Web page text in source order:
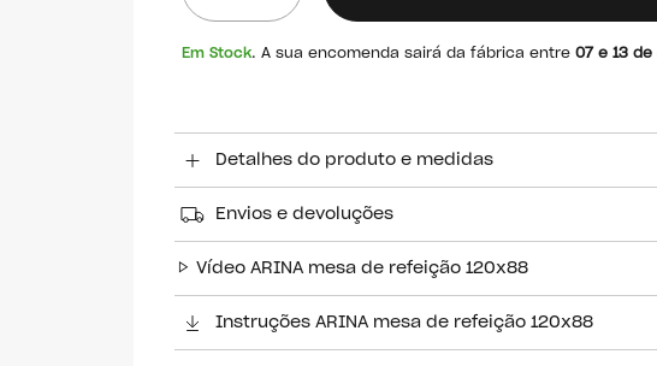
Em Stock. A sua encomenda sairá da fábrica entre 07 e 13 de
Detalhes do produto e medidas
Envios e devoluções
Vídeo ARINA mesa de refeição 120x88
Instruções ARINA mesa de refeição 120x88